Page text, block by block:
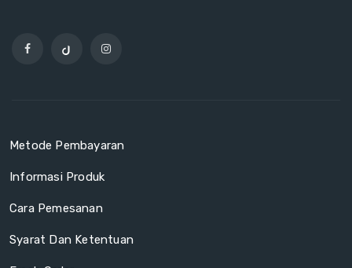
Metode Pembayaran
Informasi Produk
Cara Pemesanan
Syarat Dan Ketentuan